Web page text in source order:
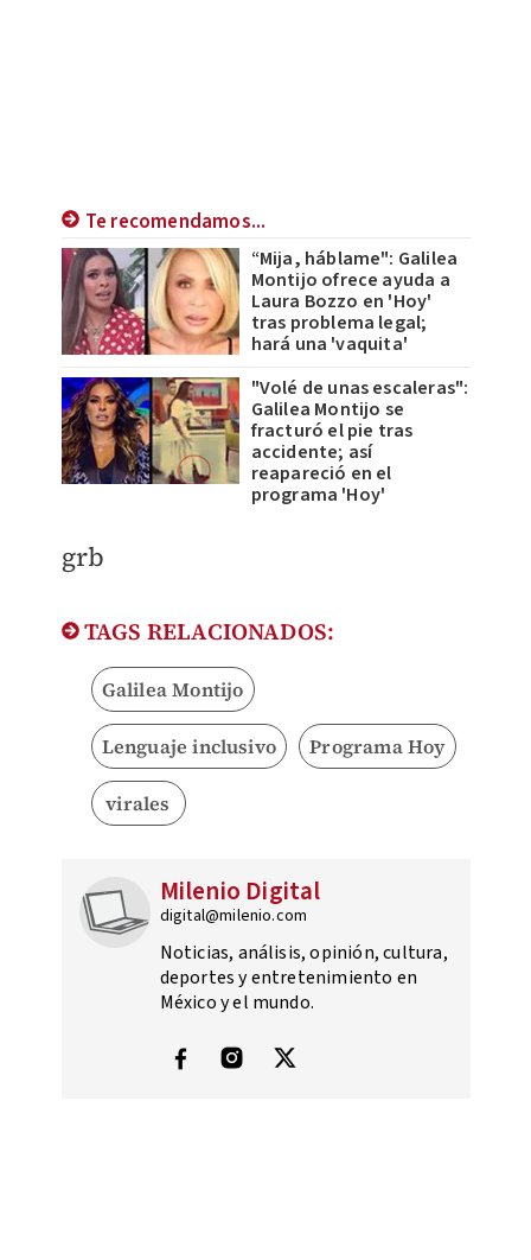
Te recomendamos...
“Mija, háblame": Galilea
Montijo ofrece ayuda a
Laura Bozzo en 'Hoy'
tras problema legal;
hará una 'vaquita'
"Volé de unas escaleras":
Galilea Montijo se
fracturó el pie tras
accidente; así
reapareció en el
programa 'Hoy'
grb
TAGS RELACIONADOS:
Galilea Montijo
Lenguaje inclusivo Programa Hoy
virales
Milenio Digital
digital@milenio.com
Noticias, análisis, opinión, cultura,
deportes y entretenimiento en
México y el mundo.